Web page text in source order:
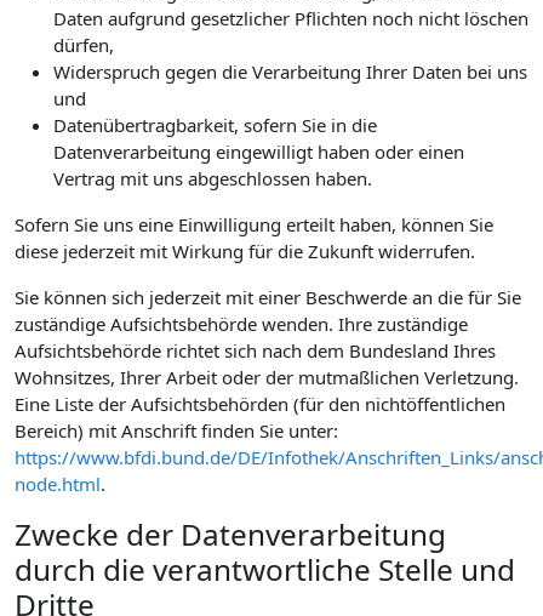
Daten aufgrund gesetzlicher Pflichten noch nicht löschen
dürfen,
Widerspruch gegen die Verarbeitung Ihrer Daten bei uns
und
Datenübertragbarkeit, sofern Sie in die
Datenverarbeitung eingewilligt haben oder einen
Vertrag mit uns abgeschlossen haben.
Sofern Sie uns eine Einwilligung erteilt haben, können Sie
diese jederzeit mit Wirkung für die Zukunft widerrufen.
Sie können sich jederzeit mit einer Beschwerde an die für Sie
zuständige Aufsichtsbehörde wenden. Ihre zuständige
Aufsichtsbehörde richtet sich nach dem Bundesland Ihres
Wohnsitzes, Ihrer Arbeit oder der mutmaßlichen Verletzung.
Eine Liste der Aufsichtsbehörden (für den nichtöffentlichen
Bereich) mit Anschrift finden Sie unter:
https://www.bfdi.bund.de/DE/Infothek/Anschriften_Links/
node.html.
Zwecke der Datenverarbeitung
durch die verantwortliche Stelle und
Dritte